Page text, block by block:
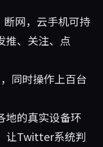
断网，云手机可持
推、关注、点
同时操作上百台
地的真实设备环
让Twitter系统判